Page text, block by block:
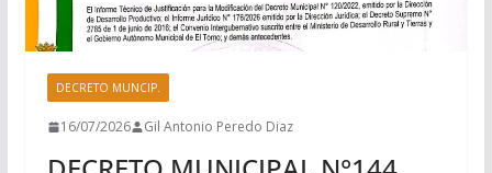
DECRETO MUNCIP.
16/07/2026 Gil Antonio Peredo Diaz